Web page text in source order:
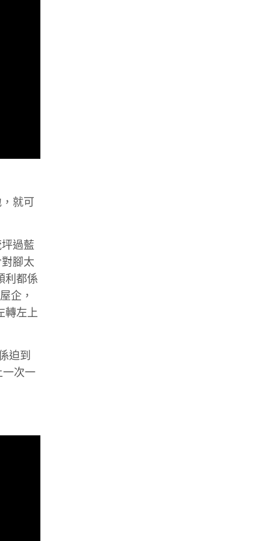
就可
過藍
腳太
利都係
企，
轉左上
迫到
一次一